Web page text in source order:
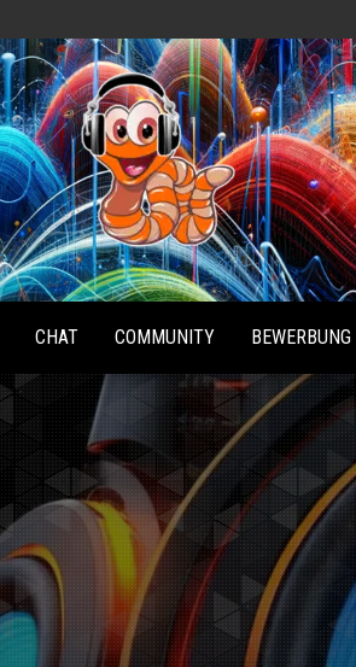
Radio
Waterlu
CHAT COMMUNITY BEWERBUNG